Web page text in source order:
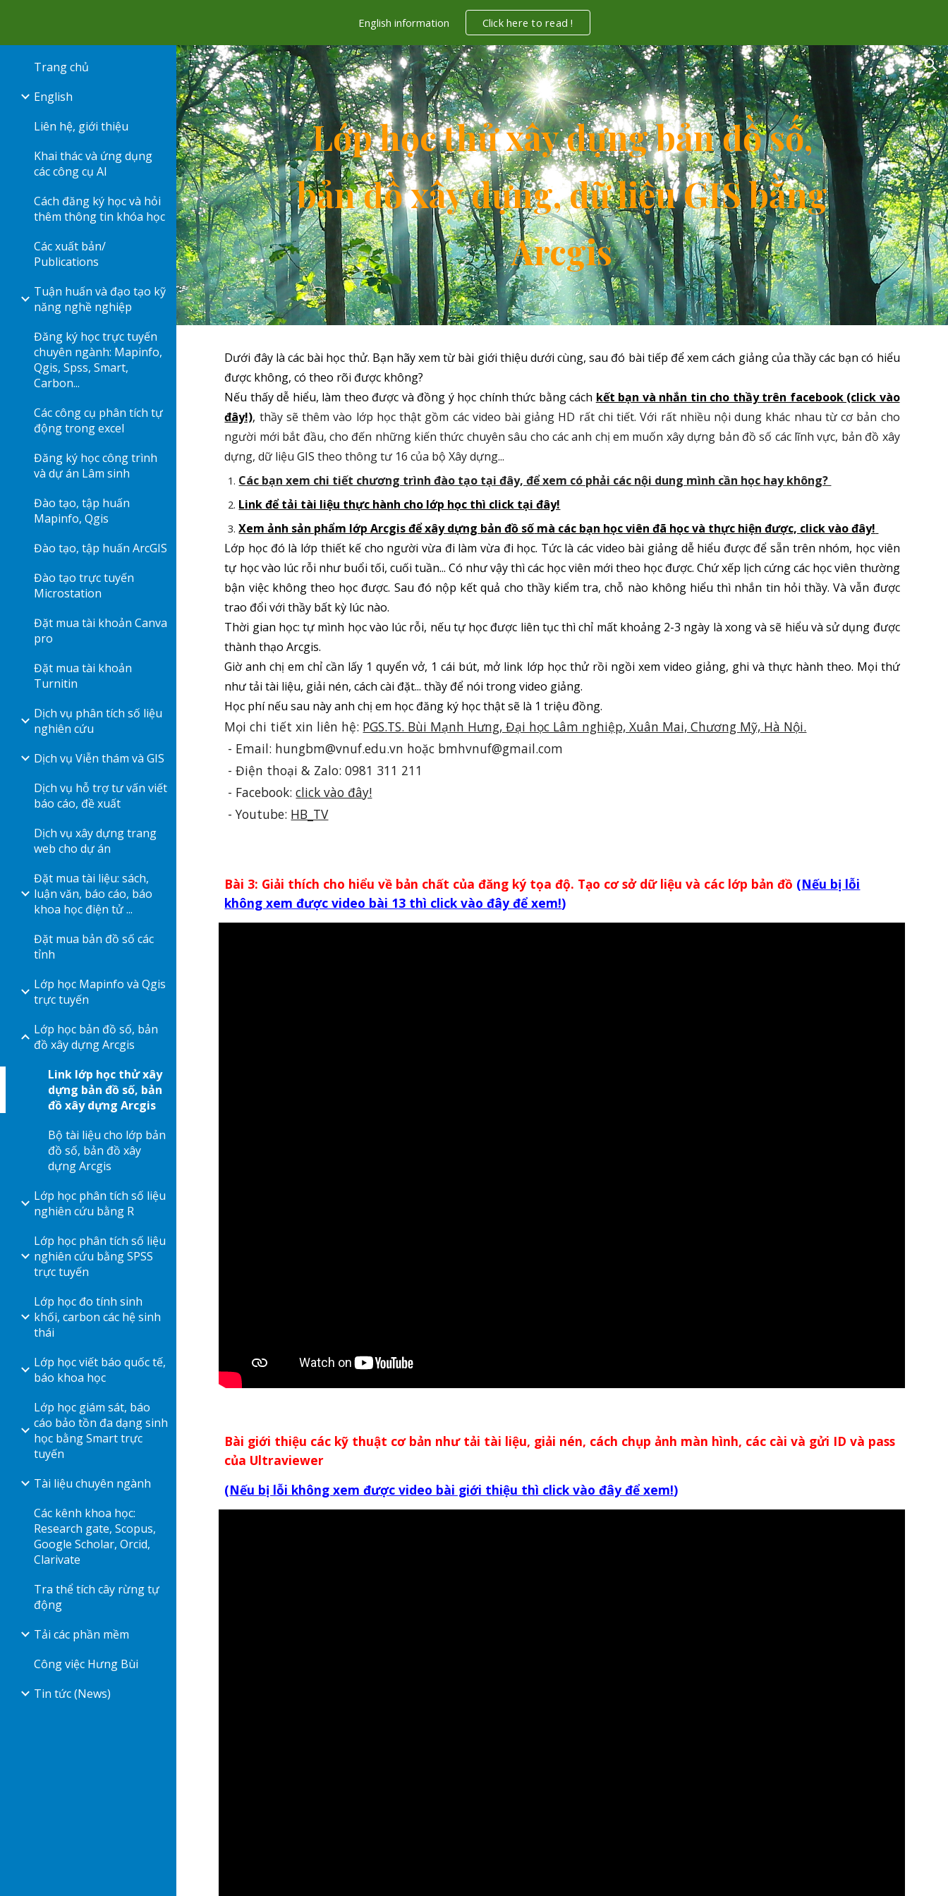
Skip to main content Skip to navigation
English information Click here to read !
Trang chủ
English
Liên hệ, giới thiệu
Khai thác và ứng dụng
các công cụ AI
Cách đăng ký học và hỏi
thêm thông tin khóa học
Các xuất bản/
Publications
Tuận huấn và đạo tạo kỹ
năng nghề nghiệp
Đăng ký học trực tuyến
chuyên ngành: Mapinfo,
Qgis, Spss, Smart,
Carbon...
Các công cụ phân tích tự
động trong excel
Đăng ký học công trình
và dự án Lâm sinh
Đào tạo, tập huấn
Mapinfo, Qgis
Đào tạo, tập huấn ArcGIS
Đào tạo trực tuyến
Microstation
Đặt mua tài khoản Canva
pro
Đặt mua tài khoản
Turnitin
Dịch vụ phân tích số liệu
nghiên cứu
Dịch vụ Viễn thám và GIS
Dịch vụ hỗ trợ tư vấn viết
báo cáo, đề xuất
Dịch vụ xây dựng trang
web cho dự án
Đặt mua tài liệu: sách,
luận văn, báo cáo, báo
khoa học điện tử ...
Đặt mua bản đồ số các
tỉnh
Lớp học Mapinfo và Qgis
trực tuyến
Lớp học bản đồ số, bản
đồ xây dựng Arcgis
Link lớp học thử xây
dựng bản đồ số, bản
đồ xây dựng Arcgis
Bộ tài liệu cho lớp bản
đồ số, bản đồ xây
dựng Arcgis
Lớp học phân tích số liệu
nghiên cứu bằng R
Lớp học phân tích số liệu
nghiên cứu bằng SPSS
trực tuyến
Lớp học đo tính sinh
khối, carbon các hệ sinh
thái
Lớp học viết báo quốc tế,
báo khoa học
Lớp học giám sát, báo
cáo bảo tồn đa dạng sinh
học bằng Smart trực
tuyến
Tài liệu chuyên ngành
Các kênh khoa học:
Research gate, Scopus,
Google Scholar, Orcid,
Clarivate
Tra thể tích cây rừng tự
động
Tải các phần mềm
Công việc Hưng Bùi
Tin tức (News)
Lớp học thửxây dựng bản đồ số,
bản đồ xây dựng, dữ liệu GIS bằng
Arcgis
Dưới đây là các bài học thử. Bạn hãy xem từ bài giới thiệu dưới cùng, sau đó bài tiếp để xem cách giảng của thầy các bạn có hiểu
được không, có theo rõi được không?
Nếu thấy dễ hiểu, làm theo được và đồng ý học chính thức bằng cách kết bạn và nhắn tin cho thầy trên facebook (click vào
đây!), thầy sẽ thêm vào lớp học thật gồm các video bài giảng HD rất chi tiết. Với rất nhiều nội dung khác nhau từ cơ bản cho
người mới bắt đầu, cho đến những kiến thức chuyên sâu cho các anh chị em muốn xây dựng bản đồ số các lĩnh vực, bản đồ xây
dựng, dữ liệu GIS theo thông tư 16 của bộ Xây dựng...
Các bạn xem chi tiết chương trình đào tạo tại đây, để xem có phải các nội dung mình cần học hay không?
Link để tải tài liệu thực hành cho lớp học thì click tại đây!
Xem ảnh sản phẩm lớp Arcgis để xây dựng bản đồ số mà các bạn học viên đã học và thực hiện được, click vào đây!
Lớp học đó là lớp thiết kế cho người vừa đi làm vừa đi học. Tức là các video bài giảng dễ hiểu được để sẵn trên nhóm, học viên
tự học vào lúc rỗi như buổi tối, cuối tuần... Có như vậy thì các học viên mới theo học được. Chứ xếp lịch cứng các học viên thường
bận việc không theo học được. Sau đó nộp kết quả cho thầy kiểm tra, chỗ nào không hiểu thì nhắn tin hỏi thầy. Và vẫn được
trao đổi với thầy bất kỳ lúc nào.
Thời gian học: tự mình học vào lúc rỗi, nếu tự học được liên tục thì chỉ mất khoảng 2-3 ngày là xong và sẽ hiểu và sử dụng được
thành thạoArcgis.
Giờ anh chị em chỉ cần lấy 1 quyển vở, 1 cái bút, mở link lớp học thử rồi ngồi xem video giảng, ghi và thực hành theo. Mọi thứ
như tải tài liệu, giải nén, cách cài đặt... thầy để nói trong video giảng.
Học phí nếu sau này anh chị em học đăng ký học thật sẽ là 1 triệu đồng.
Mọi chi tiết xin liên hệ: PGS.TS. Bùi Mạnh Hưng, Đại học Lâm nghiệp, Xuân Mai, Chương Mỹ, Hà Nội.
- Email: hungbm@vnuf.edu.vn hoặc bmhvnuf@gmail.com
- Điện thoại & Zalo: 0981 311 211
- Facebook:click vào đây!
- Youtube: HB_TV
Bài 3: Giải thích cho hiểu về bản chất của đăng ký tọa độ. Tạo cơ sở dữ liệu và các lớp bản đồ (Nếu bị lỗi
không xem được video bài 13 thì click vào đây để xem!)
Bài giới thiệu các kỹ thuật cơ bản như tải tài liệu, giải nén, cách chụp ảnh màn hình, các cài và gửi ID và pass
của Ultraviewer
(Nếu bị lỗi không xem được video bài giới thiệu thì click vào đây để xem!)